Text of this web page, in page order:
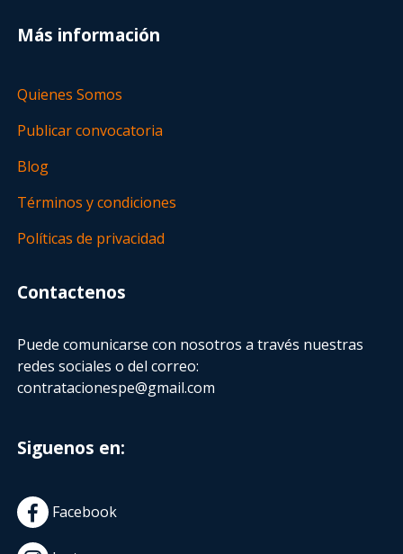
Más información
Quienes Somos
Publicar convocatoria
Blog
Términos y condiciones
Políticas de privacidad
Contactenos
Puede comunicarse con nosotros a través nuestras
redes sociales o del correo:
contratacionespe@gmail.com
Siguenos en:
Facebook